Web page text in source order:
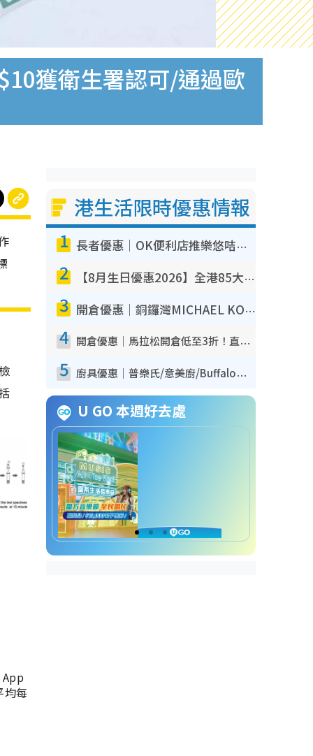
獲衛生署認可/通過歐
均每
港生活限時優惠情報
1 長者優惠｜OK便利店推樂悠咭優惠！買麵包/牛奶/保健品拍卡即減
2 【8月生日優惠2026】全港85大食買玩著數攻略 自助餐/火鍋放題同行免費＋誠品/DONKI送現金券
3 開倉優惠｜銅鑼灣MICHAEL KORS開倉低至17折！直擊$500起買手袋/銀包/鞋款 必買經典Jet Set系列
4 開倉優惠｜馬拉松開倉低至3折！直擊$99起買adidas／New Balance／Puma鞋款 STANLEY保溫杯劈價至$119起
5 廚具優惠｜普樂氏/意美廚/Buffalo廚具低至3折！$89起買煎鍋／炒鑊／個人鍋 同場小家電激減至$99起
U GO 本週好去處